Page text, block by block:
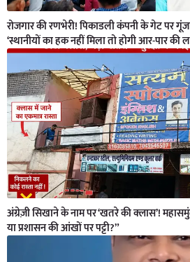
रोजगार की रणभेरी! पिकाडली कंपनी के गेट पर
‘स्थानीयों का हक नहीं मिला तो होगी आर-पार की
अंग्रेज़ी सिखाने के नाम पर ‘खतरे की क्लास’!
या प्रशासन की आंखों पर पट्टी?”